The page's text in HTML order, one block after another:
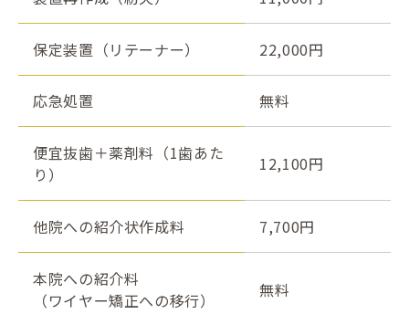
保定装置（リテーナー） 22,000円
応急処置 無料
便宜抜歯＋薬剤料（1歯あた
り）
12,100円
他院への紹介状作成料 7,700円
本院への紹介料
（ワイヤー矯正への移行）
無料